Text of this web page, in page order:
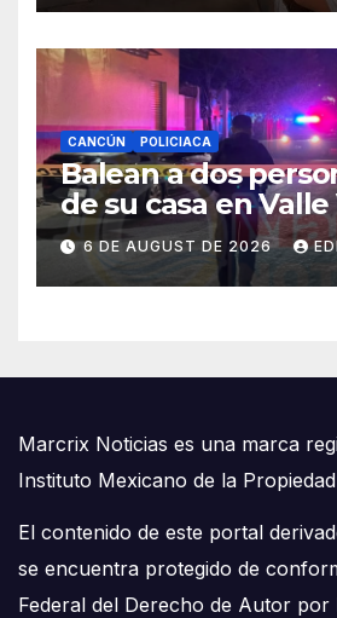
CANCÚN POLICIACA
Balean a dos
de su casa en
6 DE AUGUST DE 2026
Marcrix Noticias es una marca
Instituto Mexicano de la
El contenido de este portal
se encuentra protegido de
Federal del Derecho de Autor por